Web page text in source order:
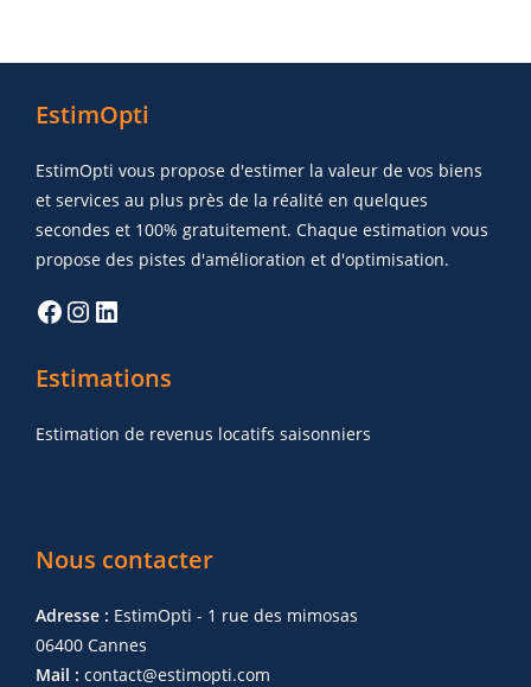
EstimOpti
EstimOpti vous propose d'estimer la valeur de vos biens
et services au plus près de la réalité en quelques
secondes et 100% gratuitement. Chaque estimation vous
propose des pistes d'amélioration et d'optimisation.
Estimations
Estimation de revenus locatifs saisonniers
Nous contacter
Adresse : EstimOpti - 1 rue des mimosas
06400 Cannes
Mail : contact@estimopti.com